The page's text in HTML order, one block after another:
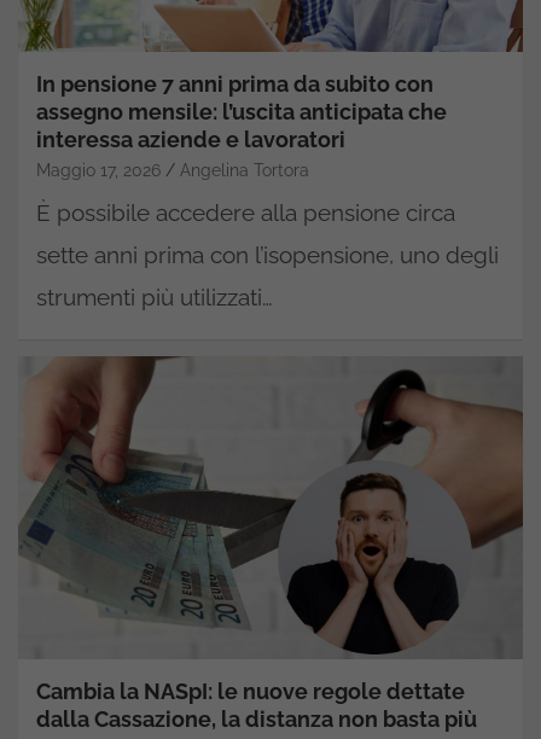
In pensione 7 anni prima da subito con
assegno mensile: l’uscita anticipata che
interessa aziende e lavoratori
Maggio 17, 2026 Angelina Tortora
È possibile accedere alla pensione circa
sette anni prima con l’isopensione, uno degli
strumenti più utilizzati…
Cambia la NASpI: le nuove regole dettate
dalla Cassazione, la distanza non basta più